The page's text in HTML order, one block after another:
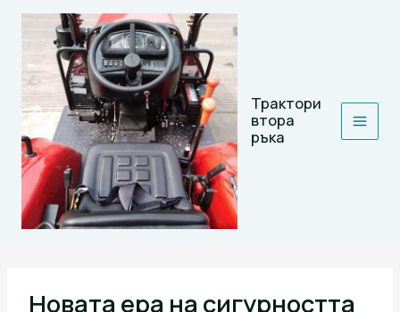
Skip
Трактори
втора
ръка
Новата ера на сигурността